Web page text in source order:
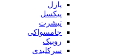
پازل
پیکسل
تیشرت
جامسواکی
روبیک
سرکلیدی